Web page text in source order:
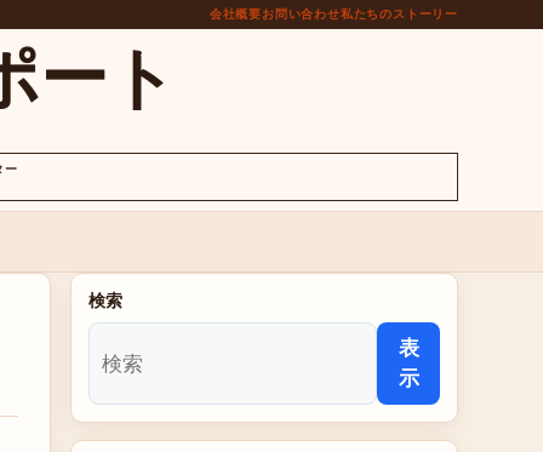
会社概要お問い合わせ私たちのストーリー
ート
ー
検索
表
示